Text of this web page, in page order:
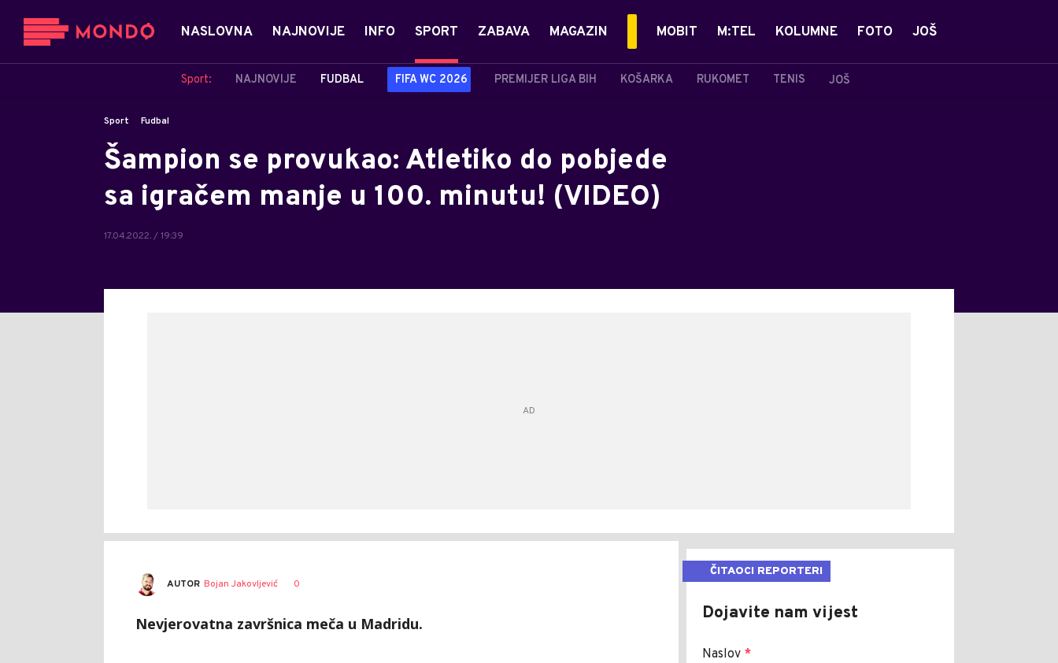
NASLOVNA NAJNOVIJE INFO SPORT
Sport: NAJNOVIJE FUDBAL FIFA WC 2026 PREMIJER LIGA BIH KOŠARKA RUKOMET TENIS JOŠ
ZABAVA MAGAZIN MOBIT M:TEL KOLUMNE FOTO JOŠ
Sport Fudbal
Šampion se provukao: Atletiko do pobjede
sa igračem manje u 100. minutu! (VIDEO)
17.04.2022. / 19:39
AUTOR Bojan Jakovljević 0
Nevjerovatna završnica meča u Madridu.
ČITAOCI REPORTERI
Dojavite nam vijest
Naslov *